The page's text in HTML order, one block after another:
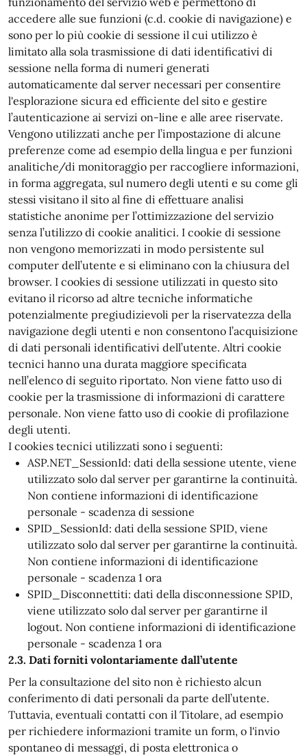
accedere alle sue funzioni (c.d. cookie di navigazione) e
sono per lo più cookie di sessione il cui utilizzo è
limitato alla sola trasmissione di dati identificativi di
sessione nella forma di numeri generati
automaticamente dal server necessari per consentire
l'esplorazione sicura ed efficiente del sito e gestire
l’autenticazione ai servizi on-line e alle aree riservate.
Vengono utilizzati anche per l’impostazione di alcune
preferenze come ad esempio della lingua e per funzioni
analitiche/di monitoraggio per raccogliere informazioni,
in forma aggregata, sul numero degli utenti e su come gli
stessi visitano il sito al fine di effettuare analisi
statistiche anonime per l’ottimizzazione del servizio
senza l’utilizzo di cookie analitici. I cookie di sessione
non vengono memorizzati in modo persistente sul
computer dell’utente e si eliminano con la chiusura del
browser. I cookies di sessione utilizzati in questo sito
evitano il ricorso ad altre tecniche informatiche
potenzialmente pregiudizievoli per la riservatezza della
navigazione degli utenti e non consentono l’acquisizione
di dati personali identificativi dell’utente. Altri cookie
tecnici hanno una durata maggiore specificata
nell’elenco di seguito riportato. Non viene fatto uso di
cookie per la trasmissione di informazioni di carattere
personale. Non viene fatto uso di cookie di profilazione
degli utenti.
I cookies tecnici utilizzati sono i seguenti:
ASP.NET_SessionId: dati della sessione utente, viene
utilizzato solo dal server per garantirne la continuità.
Non contiene informazioni di identificazione
personale - scadenza di sessione
SPID_SessionId: dati della sessione SPID, viene
utilizzato solo dal server per garantirne la continuità.
Non contiene informazioni di identificazione
personale - scadenza 1 ora
SPID_Disconnettiti: dati della disconnessione SPID,
viene utilizzato solo dal server per garantirne il
logout. Non contiene informazioni di identificazione
personale - scadenza 1 ora
2.3. Dati forniti volontariamente dall’utente
Per la consultazione del sito non è richiesto alcun
conferimento di dati personali da parte dell’utente.
Tuttavia, eventuali contatti con il Titolare, ad esempio
per richiedere informazioni tramite un form, o l'invio
spontaneo di messaggi, di posta elettronica o